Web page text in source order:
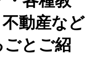
動産など
とご紹